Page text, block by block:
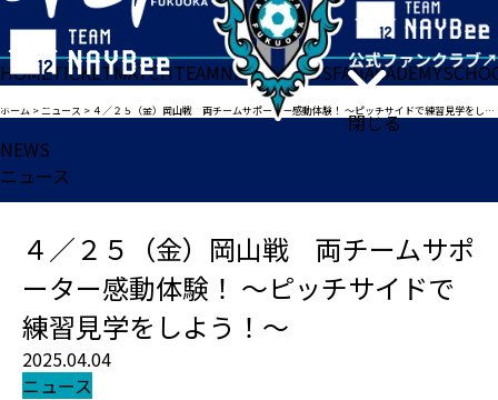
閉じる
HOMETICKETMATCHTEAMNEWSGOODSFANACADEMY
ホーム >ニュース > ４／２５（金）岡山戦 両チームサポーター感動体験！ ～ピッチサイドで練習見学をしよう！～
NEWS
ニュース
４／２５（金）岡山戦 両チームサポ
ーター感動体験！ ～ピッチサイドで
練習見学をしよう！～
2025.04.04
ニュース